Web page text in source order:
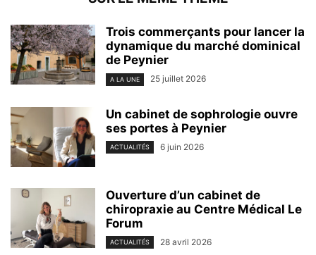
Trois commerçants pour lancer la
dynamique du marché dominical
de Peynier
A LA UNE 25 juillet 2026
Un cabinet de sophrologie ouvre
ses portes à Peynier
ACTUALITÉS 6 juin 2026
Ouverture d’un cabinet de
chiropraxie au Centre Médical Le
Forum
ACTUALITÉS 28 avril 2026